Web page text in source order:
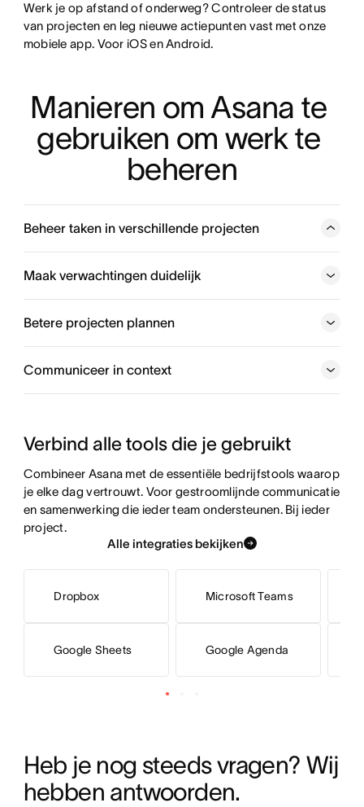
Werk je op afstand of onderweg? Controleer de status
van projecten en leg nieuwe actiepunten vast met onze
mobiele app. Voor iOS en Android.
Manieren om Asana te
gebruiken om werk te
beheren
Beheer taken in verschillende projecten
Voeg taken toe aan meerdere projecten om duplicatie
van werk te voorkomen en iedereen op één lijn te houden
Maak verwachtingen duidelijk
Betere projecten plannen
Communiceer in context
Verbind alle tools die je gebruikt
Combineer Asana met de essentiële bedrijfstools waarop
je elke dag vertrouwt. Voor gestroomlijnde communicatie
en samenwerking die ieder team ondersteunen. Bij ieder
project.
Alle integraties bekijken
Dropbox
Google Sheets
Microsoft Teams
Google Agenda
Heb je nog steeds vragen? Wij
hebben antwoorden.